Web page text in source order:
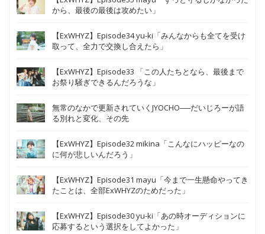
から、最後の最後は攻めたい」
【ExWHYZ】Episode34 yu-ki「みんなからも全てを受け
取って、全力で交換し合えたら」
【ExWHYZ】Episode33 「この人たちとなら、最後まで
お祭り騒ぎできるんだろうな」
無常のなかで更新されていくJYOCHO──だいじろーが語
る別れと変化、その先
【ExWHYZ】Episode32 mikina「こんなにハッピーなの
に何が悲しいんだろう」
【ExWHYZ】Episode31 mayu「今まで一生懸命やってき
たことは、全部ExWHYZのためだった」
【ExWHYZ】Episode30 yu-ki「あの時オーディションに
応募するという選択をしてよかった」